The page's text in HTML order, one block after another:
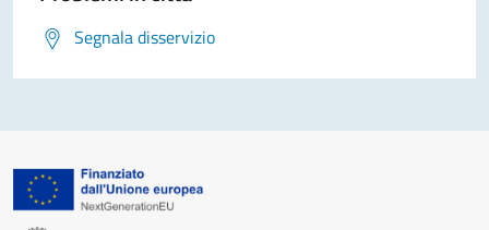
Segnala disservizio